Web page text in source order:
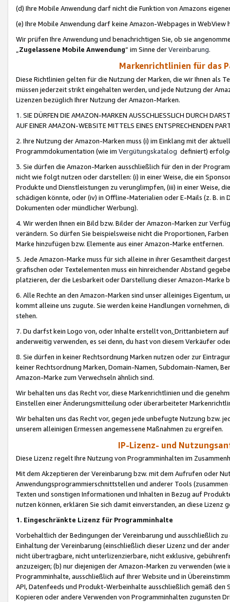
(d) Ihre Mobile Anwendung darf nicht die Funktion von Amazons
(e) Ihre Mobile Anwendung darf keine Amazon-Webpages in WebView
Wir prüfen Ihre Anwendung und benachrichtigen Sie, ob sie
„Zugelassene Mobile Anwendung“ im Sinne derVereinbarung.
Markenrichtlinien für das
Diese Richtlinien gelten für die Nutzung der Marken, die wir Ihnen als
müssen jederzeit strikt eingehalten werden, und jede Nutzung der
Lizenzen bezüglich Ihrer Nutzung der Amazon-Marken.
1. SIE DÜRFEN DIE AMAZON-MARKEN AUSSCHLIESSLICH DURCH
AUF EINER AMAZON-WEBSITE MITTELS EINES ENTSPRECHENDEN
2. Ihre Nutzung der Amazon-Marken muss (i) im Einklang mit der
Programmdokumentation (wie im Vergütungskatalog definiert)
3. Sie dürfen die Amazon-Marken ausschließlich für den in der
nicht wie folgt nutzen oder darstellen: (i) in einer Weise, die ein
Produkte und Dienstleistungen zu verunglimpfen, (iii) in einer Weise,
schädigen könnte, oder (iv) in Offline-Materialien oder E-Mails (z. B. in
Dokumenten oder mündlicher Werbung).
4. Wir werden Ihnen ein Bild bzw. Bilder der Amazon-Marken zur
verändern. So dürfen Sie beispielsweise nicht die Proportionen,
Marke hinzufügen bzw. Elemente aus einer Amazon-Marke entfernen.
5. Jede Amazon-Marke muss für sich alleine in ihrer Gesamtheit
grafischen oder Textelementen muss ein hinreichender Abstand
platzieren, der die Lesbarkeit oder Darstellung dieser Amazon-Marke
6. Alle Rechte an den Amazon-Marken sind unser alleiniges
kommt alleine uns zugute. Sie werden keine Handlungen vornehmen,
stehen.
7. Du darfst kein Logo von, oder Inhalte erstellt von,Drittanbietern auf
anderweitig verwenden, es sei denn, du hast von diesem Verkäufer
8. Sie dürfen in keiner Rechtsordnung Marken nutzen oder zur
keiner Rechtsordnung Marken, Domain-Namen, Subdomain-Namen,
Amazon-Marke zum Verwechseln ähnlich sind.
Wir behalten uns das Recht vor, diese Markenrichtlinien und die
Einstellen einer Änderungsmitteilung oder überarbeiteter
Wir behalten uns das Recht vor, gegen jede unbefugte Nutzung bzw.
unserem alleinigen Ermessen angemessene Maßnahmen zu ergreifen.
IP-Lizenz- und
Diese Lizenz regelt Ihre Nutzung von Programminhalten im
Mit dem Akzeptieren der Vereinbarung bzw. mit dem Aufrufen oder
Anwendungsprogrammierschnittstellen und anderer Tools (zusammen
Texten und sonstigen Informationen und Inhalten in Bezug auf
nutzen können, erklären Sie sich damit einverstanden, an diese Lizenz
1. Eingeschränkte Lizenz für Programminhalte
Vorbehaltlich der Bedingungen der Vereinbarung und ausschließlich
Einhaltung der Vereinbarung (einschließlich dieser Lizenz und der
nicht übertragbare, nicht unterlizenzierbare, nicht exklusive,
anzuzeigen; (b) nur diejenigen der Amazon-Marken zu verwenden
Programminhalte, ausschließlich auf Ihrer Website und in
API, Datenfeeds und Produkt-Werbeinhalte ausschließlich gemäß
Kopieren oder andere Verwenden von Programminhalten zugunsten